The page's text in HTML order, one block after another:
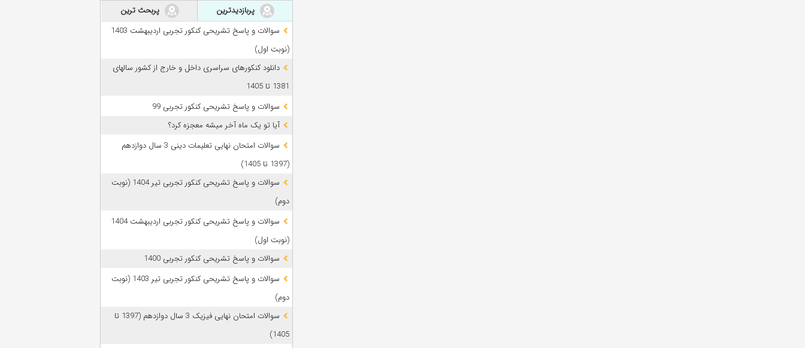
پربازدیدترین
پربحث ترین
سوالات و پاسخ تشریحی کنکور تجربی اردیبهشت 1403
(نوبت اول)
دانلود کنکورهای سراسری داخل و خارج از کشور سالهای
1381 تا 1405
سوالات و پاسخ تشریحی کنکور تجربی 99
آیا تو یک ماه آخر میشه معجزه کرد؟
سوالات امتحان نهایی تعلیمات دینی 3 سال دوازدهم
(1397 تا 1405)
سوالات و پاسخ تشریحی کنکور تجربی تیر 1404 (نوبت
دوم)
سوالات و پاسخ تشریحی کنکور تجربی اردیبهشت 1404
(نوبت اول)
سوالات و پاسخ تشریحی کنکور تجربی 1400
سوالات و پاسخ تشریحی کنکور تجربی تیر 1403 (نوبت
دوم)
سوالات امتحان نهایی فیزیک 3 سال دوازدهم (1397 تا
1405)